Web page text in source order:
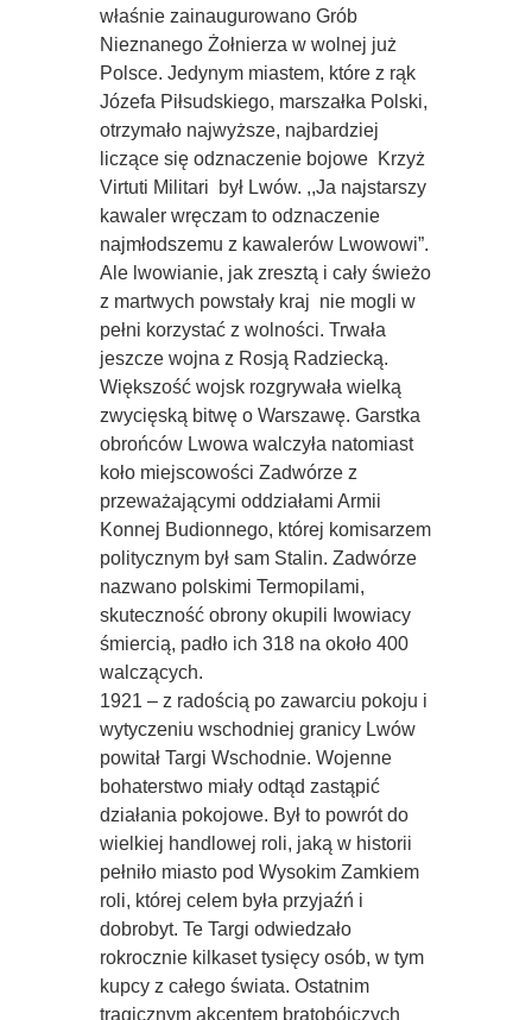
właśnie zainaugurowano Grób
Nieznanego Żołnierza w wolnej już
Polsce. Jedynym miastem, które z rąk
Józefa Piłsudskiego, marszałka Polski,
otrzymało najwyższe, najbardziej
liczące się odznaczenie bojowe  Krzyż
Virtuti Militari  był Lwów. ,,Ja najstarszy
kawaler wręczam to odznaczenie
najmłodszemu z kawalerów Lwowowi”.
Ale lwowianie, jak zresztą i cały świeżo
z martwych powstały kraj  nie mogli w
pełni korzystać z wolności. Trwała
jeszcze wojna z Rosją Radziecką.
Większość wojsk rozgrywała wielką
zwycięską bitwę o Warszawę. Garstka
obrońców Lwowa walczyła natomiast
koło miejscowości Zadwórze z
przeważającymi oddziałami Armii
Konnej Budionnego, której komisarzem
politycznym był sam Stalin. Zadwórze
nazwano polskimi Termopilami,
skuteczność obrony okupili Iwowiacy
śmiercią, padło ich 318 na około 400
walczących.
1921 – z radością po zawarciu pokoju i
wytyczeniu wschodniej granicy Lwów
powitał Targi Wschodnie. Wojenne
bohaterstwo miały odtąd zastąpić
działania pokojowe. Był to powrót do
wielkiej handlowej roli, jaką w historii
pełniło miasto pod Wysokim Zamkiem 
roli, której celem była przyjaźń i
dobrobyt. Te Targi odwiedzało
rokrocznie kilkaset tysięcy osób, w tym
kupcy z całego świata. Ostatnim
tragicznym akcentem bratobójczych